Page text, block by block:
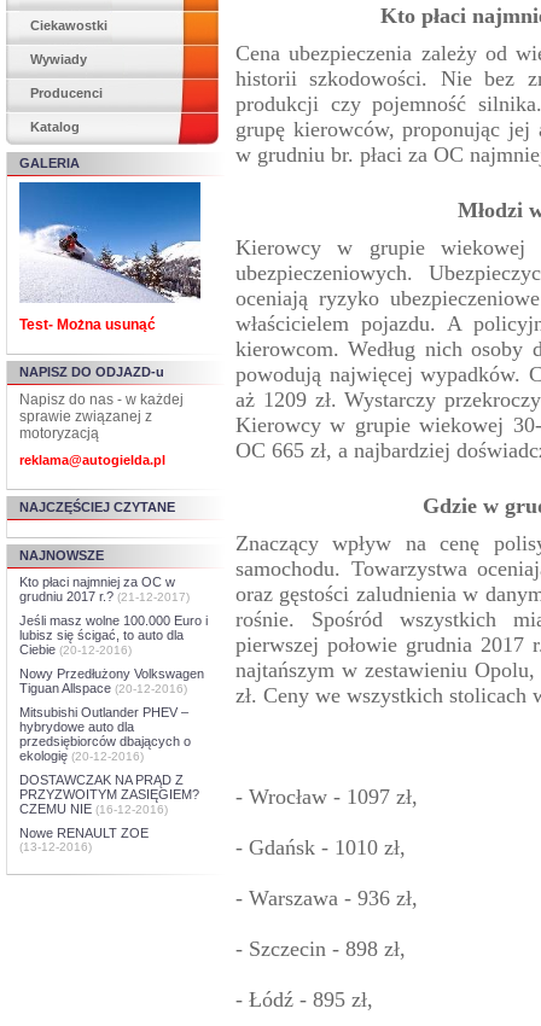
Ciekawostki
Wywiady
Producenci
Katalog
GALERIA
Test- Można usunąć
NAPISZ DO ODJAZD-u
Napisz do nas - w każdej
sprawie związanej z
motoryzacją
reklama@autogielda.pl
NAJCZĘŚCIEJ CZYTANE
NAJNOWSZE
Kto płaci najmniej za OC w
grudniu 2017 r.? (21-12-2017)
Jeśli masz wolne 100.000 Euro i
lubisz się ścigać, to auto dla
Ciebie (20-12-2016)
Nowy Przedłużony Volkswagen
Tiguan Allspace (20-12-2016)
Mitsubishi Outlander PHEV –
hybrydowe auto dla
przedsiębiorców dbających o
ekologię (20-12-2016)
DOSTAWCZAK NA PRĄD Z
PRZYZWOITYM ZASIĘGIEM?
CZEMU NIE (16-12-2016)
Nowe RENAULT ZOE
(13-12-2016)
Kto płaci
Cena ubezpieczenia zależy od
historii szkodowości. Nie bez
produkcji czy pojemność
grupę kierowców, proponując
w grudniu br. płaci za OC
Młodzi
Kierowcy w grupie wiekowej
ubezpieczeniowych.
oceniają ryzyko
właścicielem pojazdu. A
kierowcom. Według nich
powodują najwięcej wypadków.
aż 1209 zł. Wystarczy
Kierowcy w grupie wiekowej
OC 665 zł, a najbardziej
Gdzie w
Znaczący wpływ na cenę
samochodu. Towarzystwa
oraz gęstości zaludnienia w
rośnie. Spośród wszystkich
pierwszej połowie grudnia 2017
najtańszym w zestawieniu Opolu,
zł. Ceny we wszystkich stolicach
- Wrocław - 1097 zł,
- Gdańsk - 1010 zł,
- Warszawa - 936 zł,
- Szczecin - 898 zł,
- Łódź - 895 zł,